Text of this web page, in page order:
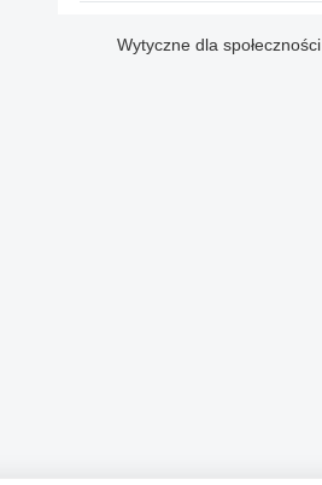
Wytyczne dla społeczności